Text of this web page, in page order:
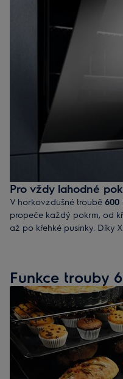
Pro vždy lahodné
V horkovzdušné troubě 600
propeče každý pokrm, od
až po křehké pusinky. Díky
Funkce trouby